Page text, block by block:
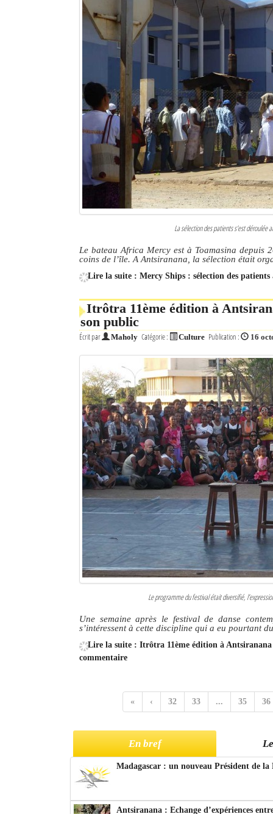
La sélection des patients s’est déroulée
Le bateau Africa Mercy est à Toamasina depuis
coins de l’île. A Antsiranana, la sélection était
Lire la suite : Mercy Ships : sélection des patients
Itrôtra 11ème édition à
son public
Écrit par Maholy Catégorie : Culture Publication : 16
Le programme du festival était diversifié,
Une semaine après le festival de danse
s’intéressent à cette discipline qui a eu pourtant
Lire la suite : Itrôtra 11ème édition à
commentaire
« ‹ 32 33 ... 35 36
En bref
Madagascar : un nouveau Président de
Antsiranana : Echange d’expériences